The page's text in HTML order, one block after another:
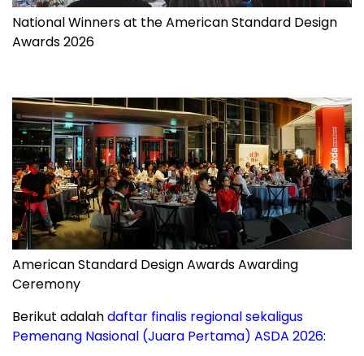
National Winners at the American Standard Design
Awards 2026
American Standard Design Awards Awarding
Ceremony
Berikut adalahdaftar finalis regional sekaligus
Pemenang Nasional (Juara Pertama) ASDA 2026: